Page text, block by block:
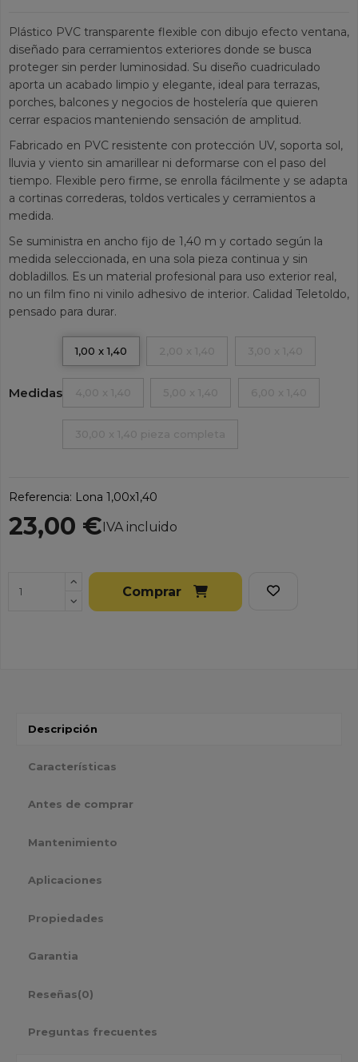
Plástico PVC transparente flexible con dibujo efecto ventana,
diseñado para cerramientos exteriores donde se busca
proteger sin perder luminosidad. Su diseño cuadriculado
aporta un acabado limpio y elegante, ideal para terrazas,
porches, balcones y negocios de hostelería que quieren
cerrar espacios manteniendo sensación de amplitud.
Fabricado en PVC resistente con protección UV, soporta sol,
lluvia y viento sin amarillear ni deformarse con el paso del
tiempo. Flexible pero firme, se enrolla fácilmente y se adapta
a cortinas correderas, toldos verticales y cerramientos a
medida.
Se suministra en ancho fijo de 1,40 m y cortado según la
medida seleccionada, en una sola pieza continua y sin
dobladillos. Es un material profesional para uso exterior real,
no un film fino ni vinilo adhesivo de interior. Calidad Teletoldo,
pensado para durar.
Medidas
1,00 x 1,40
Referencia: Lona 1,00x1,40
23,00 €IVA incluido
Comprar
Descripción
Características
Antes de comprar
Mantenimiento
Aplicaciones
Propiedades
Garantia
Reseñas(0)
Preguntas frecuentes